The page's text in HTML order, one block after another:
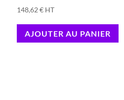
148,62 € HT
AJOUTER AU PANIER